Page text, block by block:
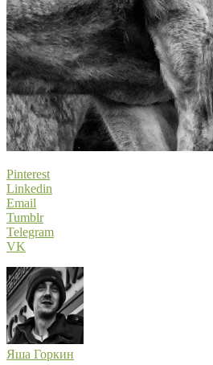
Pinterest
Linkedin
Email
Tumblr
Telegram
VK
Яша Горкин